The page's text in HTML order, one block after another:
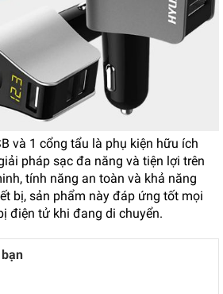
và 1 cổng tẩu là phụ kiện hữu ích
pháp sạc đa năng và tiện lợi trên
tính năng an toàn và khả năng
bị, sản phẩm này đáp ứng tốt mọi
điện tử khi đang di chuyển.